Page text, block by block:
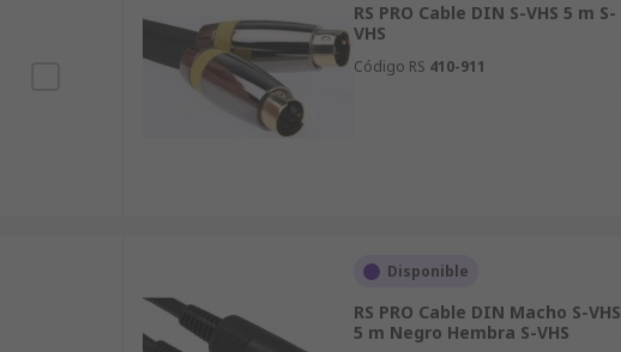
RS PRO Cable DIN S-VHS 5 m S-
VHS
Código RS 410-911
Disponible
RS PRO Cable DIN Macho S-VHS
5 m Negro Hembra S-VHS